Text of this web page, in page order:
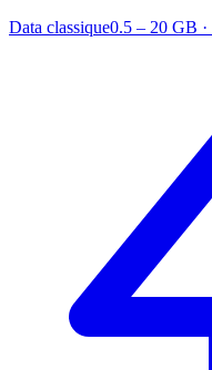
Data classique0.5 – 20 GB ·